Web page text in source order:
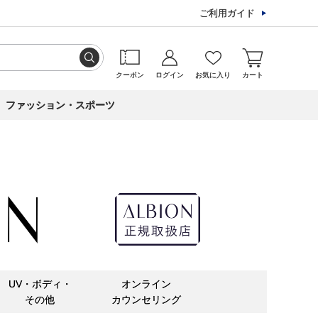
ご利用ガイド
クーポン ログイン お気に入り カート
ファッション・スポーツ
UV・ボディ・
その他
オンライン
カウンセリング